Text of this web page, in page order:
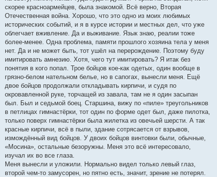
скорее красноармейцев, была знакомой. Всё верно, Вторая
Отечественная война. Хорошо, что это одно из моих любимых
исторических событий, и я в курсе истории и местных дел, что уже
облегчает вживление. Да и выживание. Язык знаю, реалии тоже
более-менее. Одна проблема, памяти прошлого хозяина тела у меня
нет. Да и не может быть, тот ушёл на перерождение. Поэтому буду
имитировать амнезию. Хотя, чего тут имитировать? Я итак без
понятия в кого попал. Трое бойцов кое-как одетых, один вообще в
грязно-белом нательном белье, но в сапогах, вынесли меня. Ещё
двое бойцов продолжали откладывать кирпичи, и судя по
окровавленной руке, торчащей из завала, там не я один засыпан
был. Был и седьмой боец. Старшина, вижу по «пиле» треугольников
в петлицах гимнастёрки, тот один по форме одет был, даже пилотка,
только поверх гимнастёрки была жилетка из овечьей шерсти. А так
красные кирпичи, всё в пыли, здание сотрясается от взрывов,
измождённый вид бойцов. У двоих бойцов винтовки были, обычные,
«Мосина», остальные безоружны. Меня это всё интересовало,
изучал их во все глаза.
Меня вынесли и уложили. Нормально видел только левый глаз,
второй чем-то замусорен, но пятно есть, значит, зрение не потерял.